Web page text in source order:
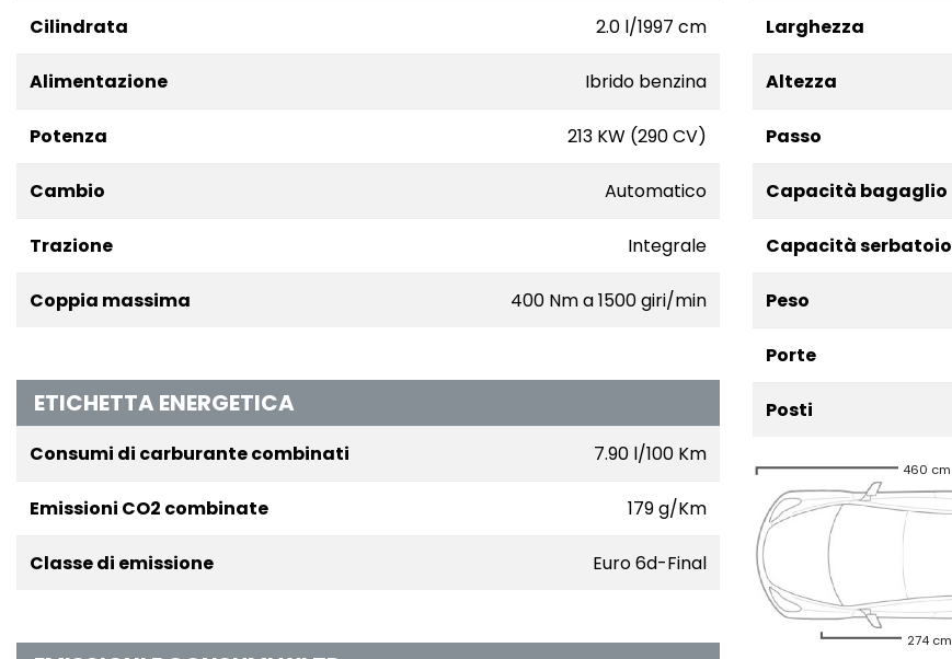
Cilindrata 2.0 l/1997 cm
Alimentazione Ibrido benzina
Potenza 213 KW (290 CV)
Cambio Automatico
Trazione Integrale
Coppia massima 400 Nm a 1500 giri/min
ETICHETTA ENERGETICA
Consumi di carburante combinati 7.90 l/100 Km
Emissioni CO2 combinate 179 g/Km
Classe di emissione Euro 6d-Final
Larghezza
Altezza
Passo
Capacità bagaglio
Capacità serbatoio
Peso
Porte
Posti
460 cm
274 cm